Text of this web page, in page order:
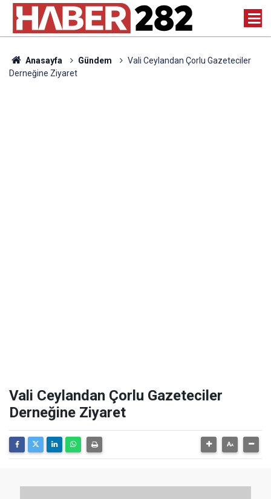
Anasayfa Gündem
Vali Ceylandan Çorlu Gazeteciler
Derneğine Ziyaret
Vali Ceylandan Çorlu Gazeteciler
Derneğine Ziyaret